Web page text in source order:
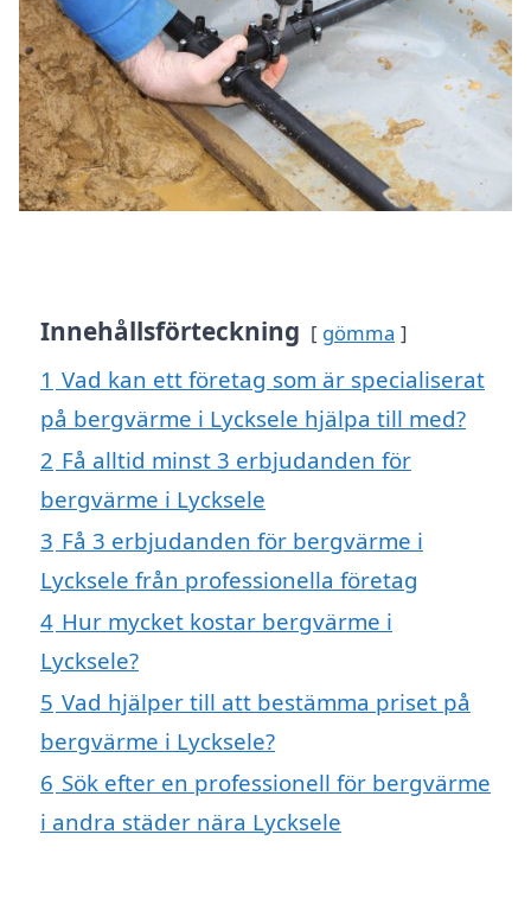
Innehållsförteckning gömma
1 Vad kan ett företag som är specialiserat
på bergvärme i Lycksele hjälpa till med?
2 Få alltid minst 3 erbjudanden för
bergvärme i Lycksele
3 Få 3 erbjudanden för bergvärme i
Lycksele från professionella företag
4 Hur mycket kostar bergvärme i
Lycksele?
5 Vad hjälper till att bestämma priset på
bergvärme i Lycksele?
6 Sök efter en professionell för bergvärme
i andra städer nära Lycksele